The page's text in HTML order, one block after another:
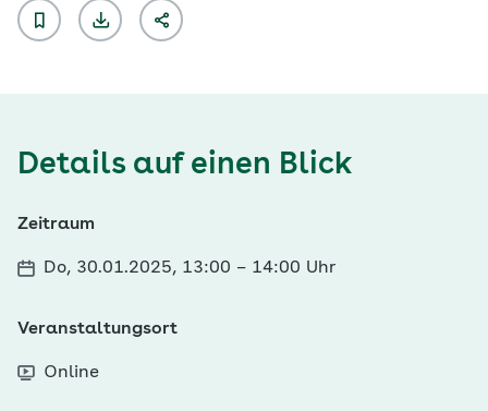
Details auf einen Blick
Zeitraum
Do, 30.01.2025, 13:00 – 14:00 Uhr
Veranstaltungsort
Online